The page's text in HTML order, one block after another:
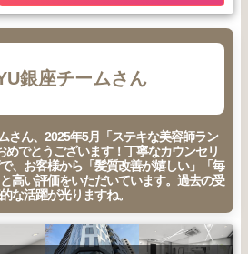
銀座チームさん
さん、2025年5月「ステキな美容師ラン
めでとうございます！丁寧なカウンセリ
、お客様から「髪質改善が嬉しい」「毎
高い評価をいただいています。過去の受
な活躍が光りますね。